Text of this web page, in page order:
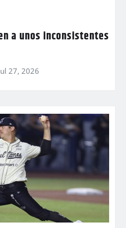
a unos inconsistentes
27, 2026